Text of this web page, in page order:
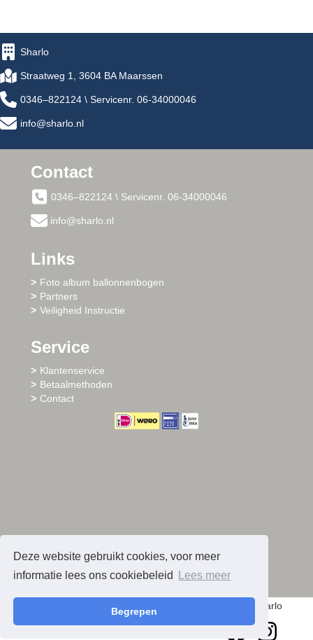
Deze website gebruikt cookies, voor meer
informatie lees ons cookiebeleid
Lees meer
Begrepen
Sharlo
Straatweg 1, 3604 BA Maarssen
0346–822124 \ Servicenr. 06-34000046
info@sharlo.nl
Contact
0346–822124 \ Servicenr. 06-34000046
info@sharlo.nl
Links
Foto album ballonnenbogen
Partners
Veiligheid Instructie
Service
Klantenservice
Betaalmethoden
Contact
© 2026 - Sharlo
facebookinstagram